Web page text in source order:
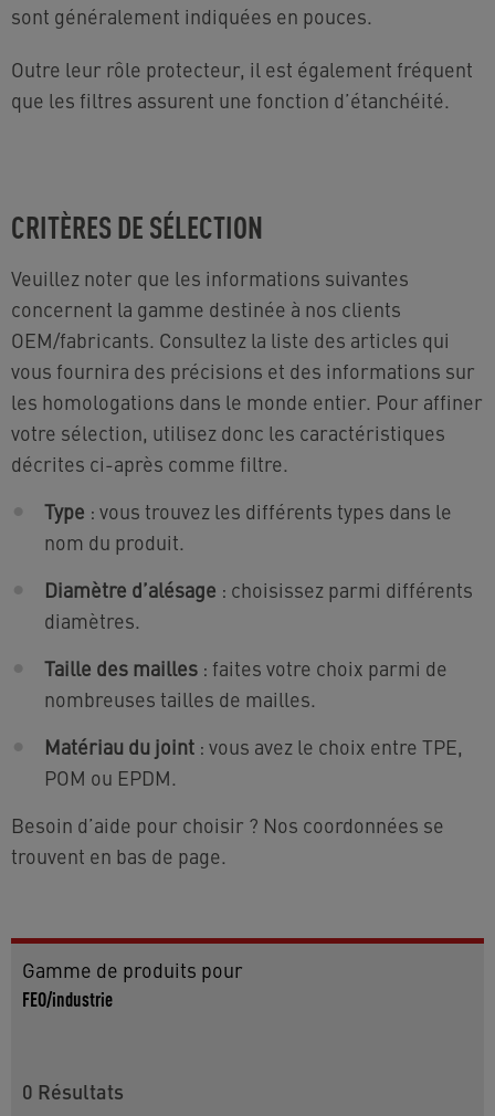
sont généralement indiquées en pouces.
Outre leur rôle protecteur, il est également fréquent
que les filtres assurent une fonction d’étanchéité.
CRITÈRES DE SÉLECTION
Veuillez noter que les informations suivantes
concernent la gamme destinée à nos clients
OEM/fabricants. Consultez la liste des articles qui
vous fournira des précisions et des informations sur
les homologations dans le monde entier. Pour affiner
votre sélection, utilisez donc les caractéristiques
décrites ci-après comme filtre.
Type : vous trouvez les différents types dans le
nom du produit.
Diamètre d’alésage : choisissez parmi différents
diamètres.
Taille des mailles : faites votre choix parmi de
nombreuses tailles de mailles.
Matériau du joint : vous avez le choix entre TPE,
POM ou EPDM.
Besoin d’aide pour choisir ? Nos coordonnées se
trouvent en bas de page.
Gamme de produits pour
FEO/industrie
0 Résultats